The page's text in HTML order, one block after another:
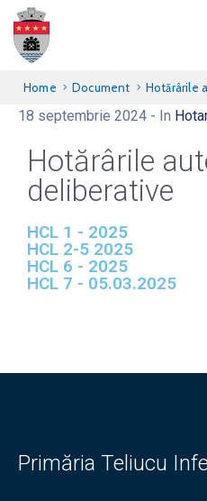
Primăria
Teliucu
Inferior
Consiliul
Local
Informații
publice
Transparență
Contact
Home Document Hotărârile
18 septembrie 2024 - In
Hotărârile
deliberative​
HCL 1 - 2025
HCL 2-5 2025
HCL 6 - 2025
HCL 7 - 05.03.2025
Primăria Teliucu